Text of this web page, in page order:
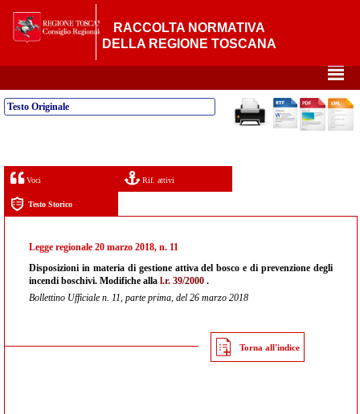
RACCOLTA NORMATIVA
DELLA REGIONE TOSCANA
²
Testo Originale
Voci Rif. attivi
Testo Storico
Legge regionale 20 marzo 2018, n. 11
Disposizioni in materia di gestione attiva del bosco e di prevenzione degli
incendi boschivi. Modifiche alla l.r. 39/2000 .
Bollettino Ufficiale n. 11, parte prima, del 26 marzo 2018
Torna all'indice